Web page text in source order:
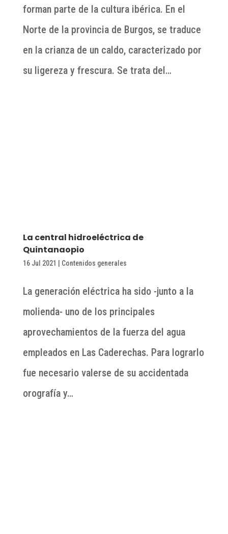
forman parte de la cultura ibérica. En el
Norte de la provincia de Burgos, se traduce
en la crianza de un caldo, caracterizado por
su ligereza y frescura. Se trata del…
La central hidroeléctrica de
Quintanaopio
16 Jul 2021 Contenidos generales
La generación eléctrica ha sido -junto a la
molienda- uno de los principales
aprovechamientos de la fuerza del agua
empleados en Las Caderechas. Para lograrlo
fue necesario valerse de su accidentada
orografía y…